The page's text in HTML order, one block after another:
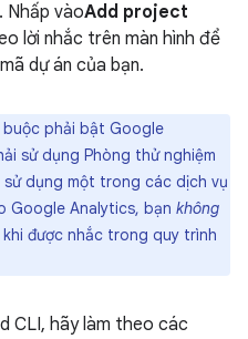
. Nhấp vàoAdd project
lời nhắc trên màn hình để
dự án của bạn.
phải bật Google
sử dụng Phòng thử nghiệm
sử dụng một trong các dịch vụ
Google Analytics, bạn không
được nhắc trong quy trình
CLI, hãy làm theo các